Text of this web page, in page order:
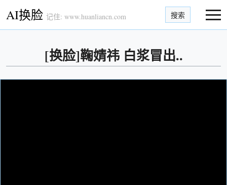
AI换脸 记住: www.huanliancn.com 搜索
[换脸]鞠婧祎 白浆冒出..